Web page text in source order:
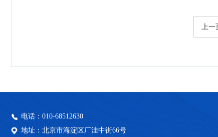
上一
电话：010-68512630
地址：北京市海淀区厂洼中街66号